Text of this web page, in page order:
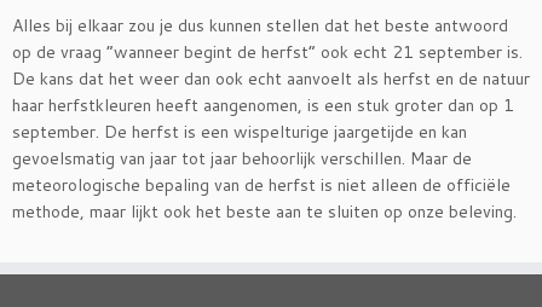
Alles bij elkaar zou je dus kunnen stellen dat het beste antwoord
op de vraag “wanneer begint de herfst” ook echt 21 september is.
De kans dat het weer dan ook echt aanvoelt als herfst en de natuur
haar herfstkleuren heeft aangenomen, is een stuk groter dan op 1
september. De herfst is een wispelturige jaargetijde en kan
gevoelsmatig van jaar tot jaar behoorlijk verschillen. Maar de
meteorologische bepaling van de herfst is niet alleen de officiële
methode, maar lijkt ook het beste aan te sluiten op onze beleving.